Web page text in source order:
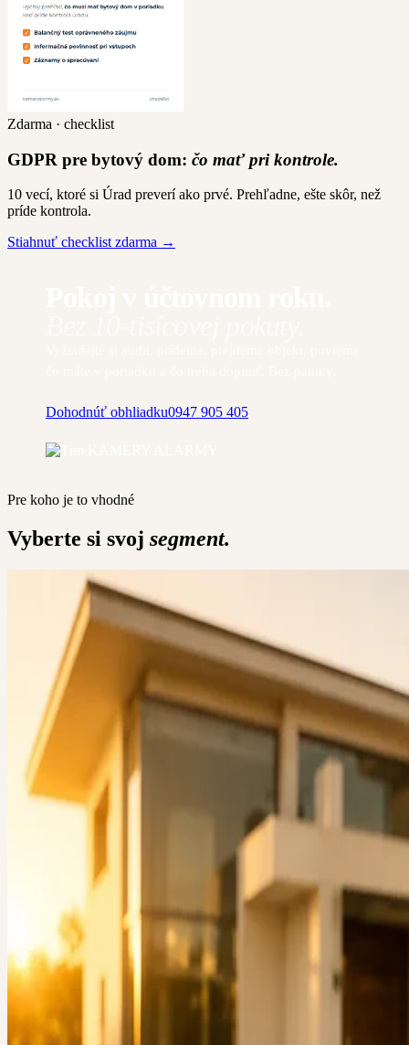
Zdarma · checklist
GDPR pre bytový dom: čo mať pri kontrole.
10 vecí, ktoré si Úrad preverí ako prvé. Prehľadne, ešte skôr, než
príde kontrola.
Stiahnuť checklist zdarma →
Dohodnúť obhliadku0947 905 405
Pre koho je to vhodné
Vyberte si svoj segment.